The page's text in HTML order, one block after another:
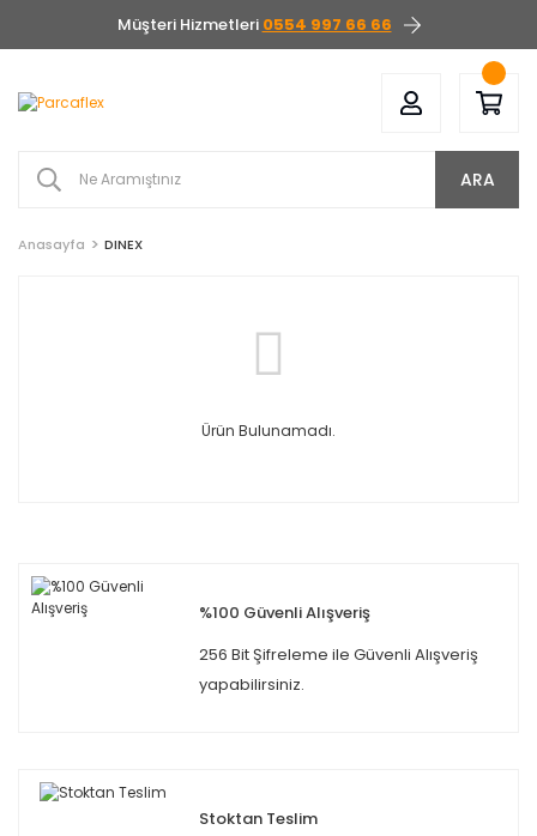
Müşteri Hizmetleri 0554 997 66 66
ARA
Anasayfa DINEX
Ürün Bulunamadı.
%100 Güvenli Alışveriş
256 Bit Şifreleme ile Güvenli Alışveriş
yapabilirsiniz.
Stoktan Teslim